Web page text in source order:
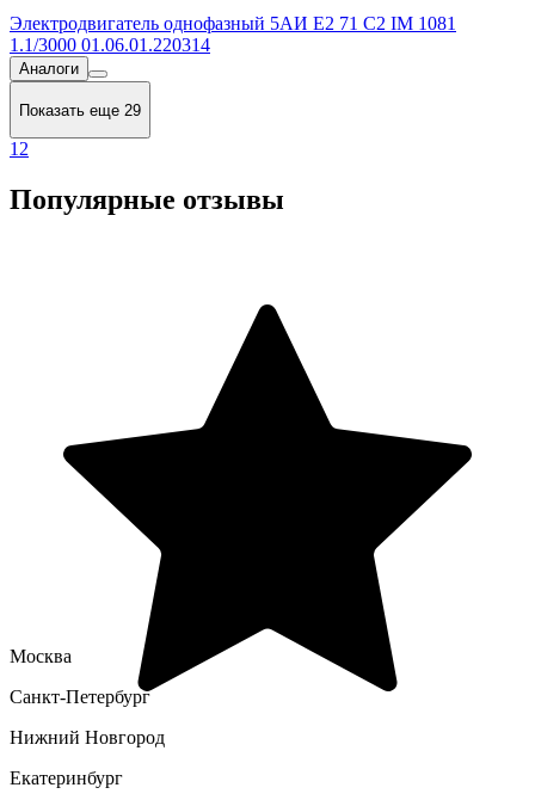
Электродвигатель однофазный 5АИ Е2 71 С2 IM 1081
1.1/3000 01.06.01.220314
Аналоги
Показать еще 29
1 2
Популярные отзывы
Москва
Санкт-Петербург
Нижний Новгород
Екатеринбург